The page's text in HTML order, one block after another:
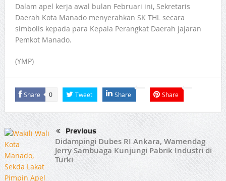
Dalam apel kerja awal bulan Februari ini, Sekretaris
Daerah Kota Manado menyerahkan SK THL secara
simbolis kepada para Kepala Perangkat Daerah jajaran
Pemkot Manado.
(YMP)
Share 0 Tweet Share Share
Previous
Didampingi Dubes RI Ankara, Wamendag
Jerry Sambuaga Kunjungi Pabrik Industri di
Turki